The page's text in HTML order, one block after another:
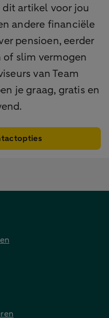
artikel voor jou
andere financiële
pensioen, eerder
slim vermogen
van Team
je graag, gratis en